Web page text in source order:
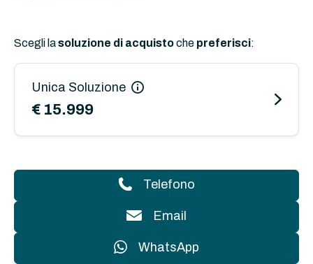
Scegli lasoluzione di acquistoche preferisci:
Unica Soluzione
€ 15.999
Telefono
Email
WhatsApp